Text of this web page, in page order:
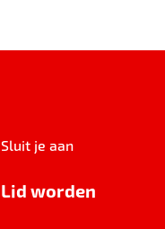
Sluit je aan
Lid worden